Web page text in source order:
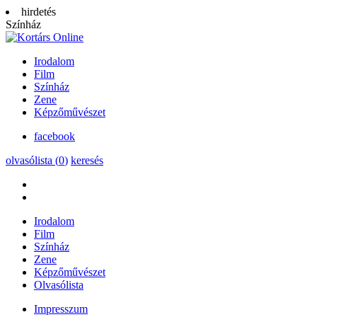
hirdetés
Színház
Irodalom
Film
Színház
Zene
Képzőművészet
facebook
olvasólista (0) keresés
Irodalom
Film
Színház
Zene
Képzőművészet
Olvasólista
Impresszum